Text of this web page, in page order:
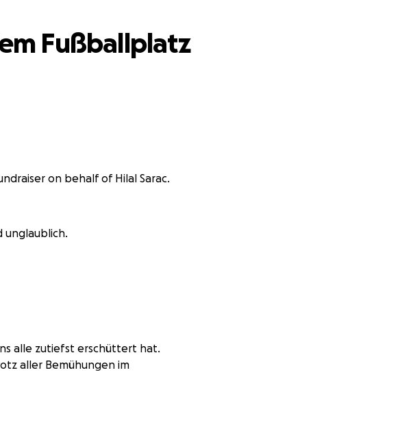
Fußballplatz
on behalf of Hilal Sarac.
unglaublich.
alle zutiefst erschüttert hat.
aller Bemühungen im